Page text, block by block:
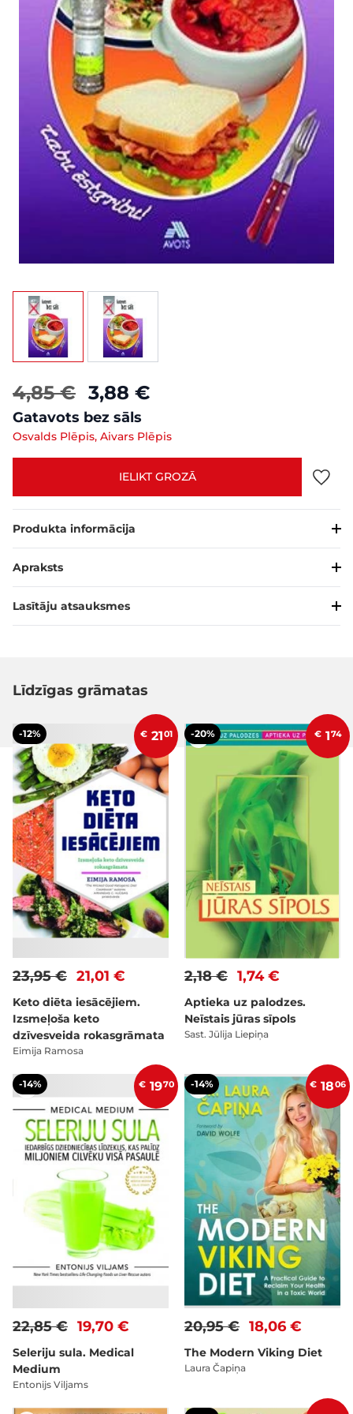
View larger imageView larger image
4,85 € 3,88 €
Gatavots bez sāls
Osvalds Plēpis, Aivars Plēpis
IELIKT GROZĀ
Produkta informācija
Apraksts
Lasītāju atsauksmes
Līdzīgas grāmatas
-12% € 2101
21,01 €
23,95 €
Keto diēta iesācējiem.
Izsmeļoša keto
dzīvesveida rokasgrāmata
Eimija Ramosa
-20% € 174
1,74 €
2,18 €
Aptieka uz palodzes.
Neīstais jūras sīpols
Sast. Jūlija Liepiņa
-14% € 1970
19,70 €
22,85 €
Seleriju sula. Medical
Medium
Entonijs Viljams
-14% € 1806
18,06 €
20,95 €
The Modern Viking Diet
Laura Čapiņa